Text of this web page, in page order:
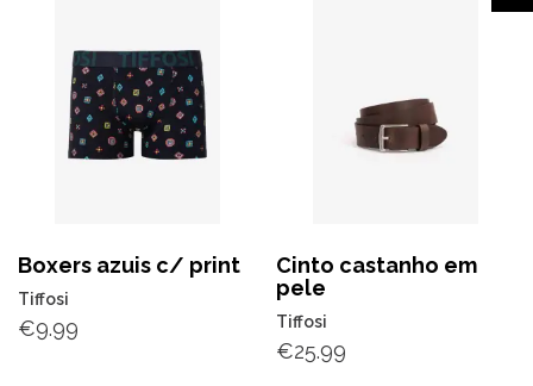
Boxers azuis c/ print
Tiffosi
€9.99
Cinto castanho em
pele
Tiffosi
€25.99